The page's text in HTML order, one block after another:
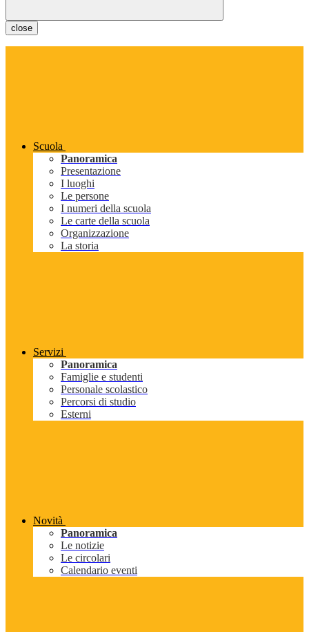
close
Scuola
Panoramica
Presentazione
I luoghi
Le persone
I numeri della scuola
Le carte della scuola
Organizzazione
La storia
Servizi
Panoramica
Famiglie e studenti
Personale scolastico
Percorsi di studio
Esterni
Novità
Panoramica
Le notizie
Le circolari
Calendario eventi